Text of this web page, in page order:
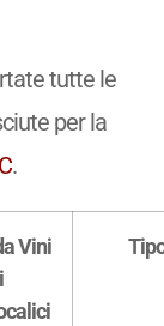
tutte le
per la
.
Vini